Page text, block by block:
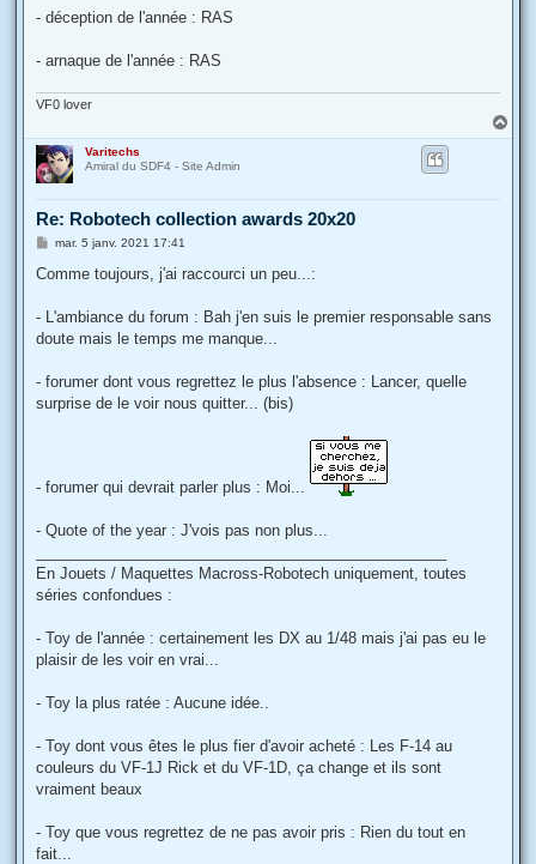
- déception de l'année : RAS
- arnaque de l'année : RAS
VF0 lover
a
Varitechs
Amiral du SDF4 - Site Admin
Re: Robotech collection awards 20x20
M
s
g
mar. 5 janv. 2021 17:41
Comme toujours, j'ai raccourci un peu...:
- L'ambiance du forum : Bah j'en suis le premier responsable sans
doute mais le temps me manque...
- forumer dont vous regrettez le plus l'absence : Lancer, quelle
surprise de le voir nous quitter... (bis)
- forumer qui devrait parler plus : Moi...
- Quote of the year : J'vois pas non plus...
En Jouets / Maquettes Macross-Robotech uniquement, toutes
séries confondues :
- Toy de l'année : certainement les DX au 1/48 mais j'ai pas eu le
plaisir de les voir en vrai...
- Toy la plus ratée : Aucune idée..
- Toy dont vous êtes le plus fier d'avoir acheté : Les F-14 au
couleurs du VF-1J Rick et du VF-1D, ça change et ils sont
vraiment beaux
- Toy que vous regrettez de ne pas avoir pris : Rien du tout en
fait...